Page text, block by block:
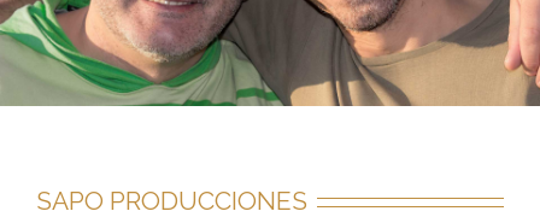
SAPO PRODUCCIONES